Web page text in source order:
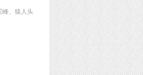
峰、猿人头